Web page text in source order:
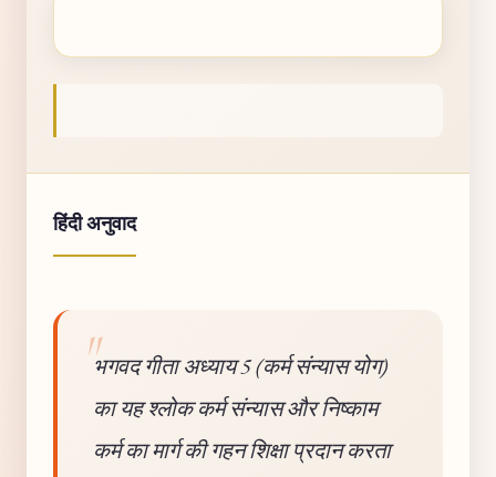
हिंदी अनुवाद
भगवद गीता अध्याय 5 (कर्म संन्यास योग)
का यह श्लोक कर्म संन्यास और निष्काम
कर्म का मार्ग की गहन शिक्षा प्रदान करता